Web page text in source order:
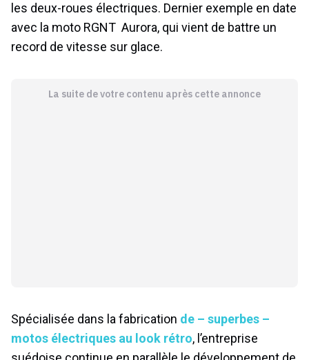
les deux-roues électriques. Dernier exemple en date
avec la moto RGNT Aurora, qui vient de battre un
record de vitesse sur glace.
La suite de votre contenu après cette annonce
Spécialisée dans la fabrication de – superbes –
motos électriques au look rétro, l’entreprise